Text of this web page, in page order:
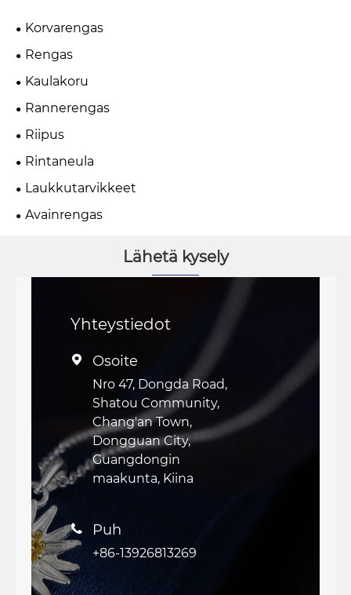
Korvarengas
Rengas
Kaulakoru
Rannerengas
Riipus
Rintaneula
Laukkutarvikkeet
Avainrengas
Lähetä kysely
Yhteystiedot
 Osoite
Nro 47, Dongda Road,
Shatou Community,
Chang'an Town,
Dongguan City,
Guangdongin
maakunta, Kiina
 Puh
+86-13926813269